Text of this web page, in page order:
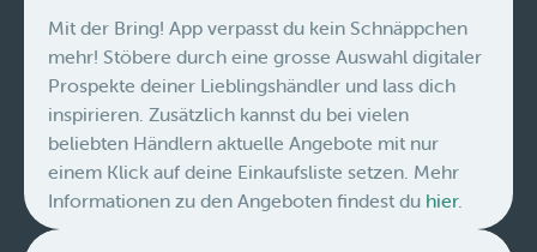
Mit der Bring! App verpasst du kein Schnäppchen
mehr! Stöbere durch eine grosse Auswahl digitaler
Prospekte deiner Lieblingshändler und lass dich
inspirieren. Zusätzlich kannst du bei vielen
beliebten Händlern aktuelle Angebote mit nur
einem Klick auf deine Einkaufsliste setzen. Mehr
Informationen zu den Angeboten findest du hier.